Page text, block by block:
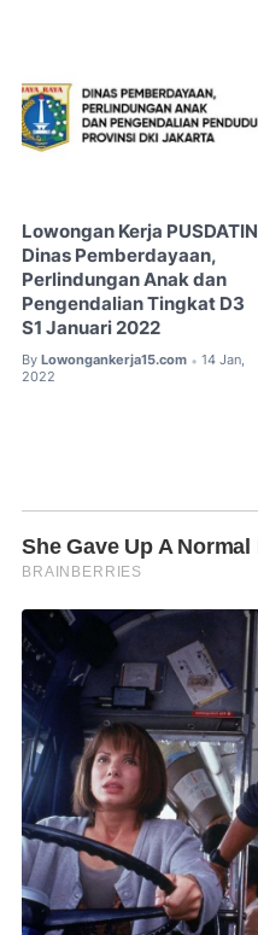
Lowongan Kerja PUSDATIN
Dinas Pemberdayaan,
Perlindungan Anak dan
Pengendalian Tingkat D3
S1 Januari 2022
By Lowongankerja15.com • 14 Jan,
2022